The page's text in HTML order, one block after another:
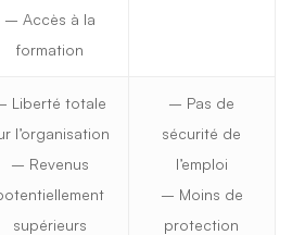
– Accès à la
formation
Liberté totale
l’organisation
– Revenus
supérieurs
– Pas de
sécurité de
l’emploi
– Moins de
protection